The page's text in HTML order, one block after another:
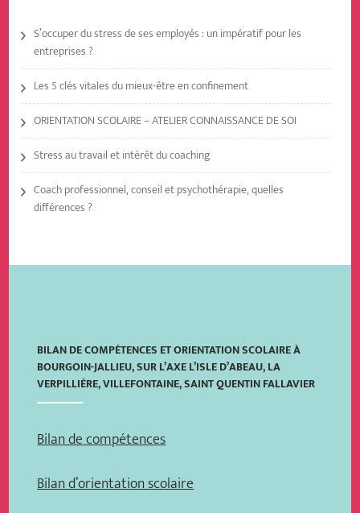
S’occuper du stress de ses employés : un impératif pour les
entreprises ?
Les 5 clés vitales du mieux-être en confinement
ORIENTATION SCOLAIRE – ATELIER CONNAISSANCE DE SOI
Stress au travail et intérêt du coaching
Coach professionnel, conseil et psychothérapie, quelles
différences ?
BILAN DE COMPÉTENCES ET ORIENTATION SCOLAIRE À
BOURGOIN-JALLIEU, SUR L’AXE L’ISLE D’ABEAU, LA
VERPILLIÈRE, VILLEFONTAINE, SAINT QUENTIN FALLAVIER
Bilan de compétences
Bilan d’orientation scolaire